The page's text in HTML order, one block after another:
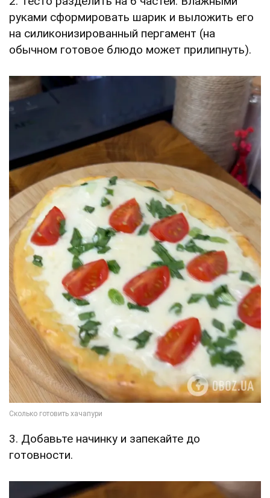
руками сформировать шарик и выложить его
на силиконизированный пергамент (на
обычном готовое блюдо может прилипнуть).
3. Добавьте начинку и запекайте до
готовности.